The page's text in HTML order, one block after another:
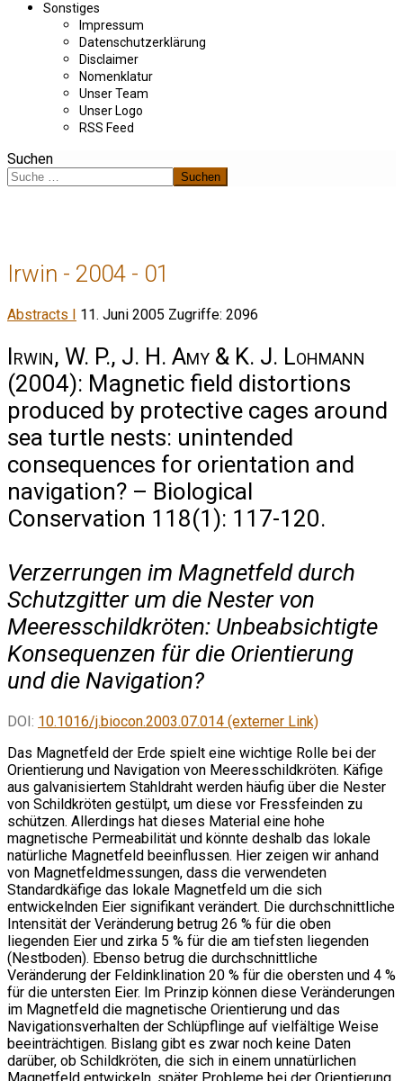
Sonstiges
Impressum
Datenschutzerklärung
Disclaimer
Nomenklatur
Unser Team
Unser Logo
RSS Feed
Suchen
Suchen
Irwin - 2004 - 01
Abstracts I 11. Juni 2005 Zugriffe: 2096
Irwin, W. P., J. H. Amy & K. J. Lohmann
(2004): Magnetic field distortions
produced by protective cages around
sea turtle nests: unintended
consequences for orientation and
navigation? – Biological
Conservation 118(1): 117-120.
Verzerrungen im Magnetfeld durch
Schutzgitter um die Nester von
Meeresschildkröten: Unbeabsichtigte
Konsequenzen für die Orientierung
und die Navigation?
DOI: 10.1016/j.biocon.2003.07.014 (externer Link)
Das Magnetfeld der Erde spielt eine wichtige Rolle bei der
Orientierung und Navigation von Meeresschildkröten. Käfige
aus galvanisiertem Stahldraht werden häufig über die Nester
von Schildkröten gestülpt, um diese vor Fressfeinden zu
schützen. Allerdings hat dieses Material eine hohe
magnetische Permeabilität und könnte deshalb das lokale
natürliche Magnetfeld beeinflussen. Hier zeigen wir anhand
von Magnetfeldmessungen, dass die verwendeten
Standardkäfige das lokale Magnetfeld um die sich
entwickelnden Eier signifikant verändert. Die durchschnittliche
Intensität der Veränderung betrug 26 % für die oben
liegenden Eier und zirka 5 % für die am tiefsten liegenden
(Nestboden). Ebenso betrug die durchschnittliche
Veränderung der Feldinklination 20 % für die obersten und 4 %
für die untersten Eier. Im Prinzip können diese Veränderungen
im Magnetfeld die magnetische Orientierung und das
Navigationsverhalten der Schlüpflinge auf vielfältige Weise
beeinträchtigen. Bislang gibt es zwar noch keine Daten
darüber, ob Schildkröten, die sich in einem unnatürlichen